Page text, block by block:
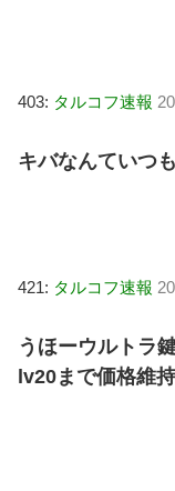
403: タルコフ速報
キバなんていつ
421: タルコフ速報
うほーウルトラ
lv20まで価格維